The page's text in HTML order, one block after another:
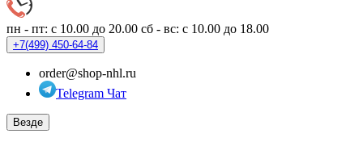
пн - пт: с 10.00 до 20.00 сб - вс: с 10.00 до 18.00
+7(499) 450-64-84
order@shop-nhl.ru
Telegram Чат
Везде